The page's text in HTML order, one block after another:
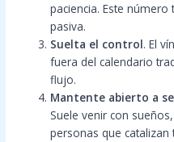
paciencia. Este
pasiva.
Suelta el control. El
fuera del calendario
flujo.
Mantente abierto a
Suele venir con
personas que